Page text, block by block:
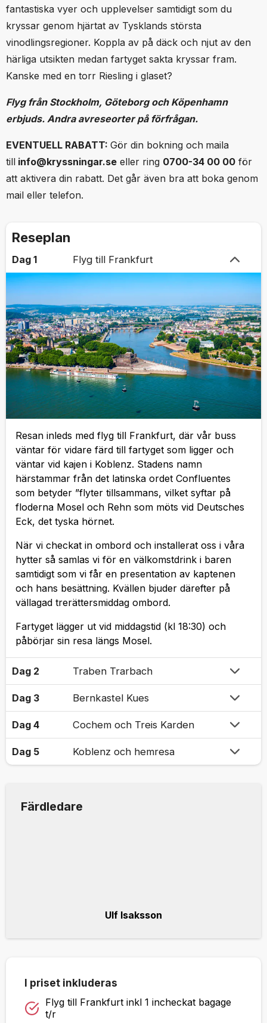
fantastiska vyer och upplevelser samtidigt som du
kryssar genom hjärtat av Tysklands största
vinodlingsregioner. Koppla av på däck och njut av den
härliga utsikten medan fartyget sakta kryssar fram.
Kanske med en torr Riesling i glaset?
Flyg från Stockholm, Göteborg och Köpenhamn
erbjuds. Andra avreseorter på förfrågan.
EVENTUELL RABATT: Gör din bokning och maila
till info@kryssningar.se eller ring 0700-34 00 00 för
att aktivera din rabatt. Det går även bra att boka genom
mail eller telefon.
Reseplan
Dag 1 Flyg till Frankfurt
Resan inleds med flyg till Frankfurt, där vår buss
väntar för vidare färd till fartyget som ligger och
väntar vid kajen i Koblenz. Stadens namn
härstammar från det latinska ordet Confluentes
som betyder ”flyter tillsammans, vilket syftar på
floderna Mosel och Rehn som möts vid Deutsches
Eck, det tyska hörnet.
När vi checkat in ombord och installerat oss i våra
hytter så samlas vi för en välkomstdrink i baren
samtidigt som vi får en presentation av kaptenen
och hans besättning. Kvällen bjuder därefter på
vällagad trerättersmiddag ombord.
Fartyget lägger ut vid middagstid (kl 18:30) och
påbörjar sin resa längs Mosel.
Dag 2 Traben Trarbach
Dag 3 Bernkastel Kues
Dag 4 Cochem och Treis Karden
Dag 5 Koblenz och hemresa
Färdledare
Ulf Isaksson
I priset inkluderas
Flyg till Frankfurt inkl 1 incheckat bagage
t/r